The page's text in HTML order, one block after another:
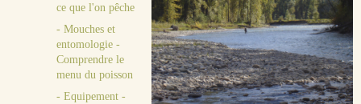
ce que l'on pêche
- Mouches et
entomologie -
Comprendre le
menu du poisson
- Equipement -